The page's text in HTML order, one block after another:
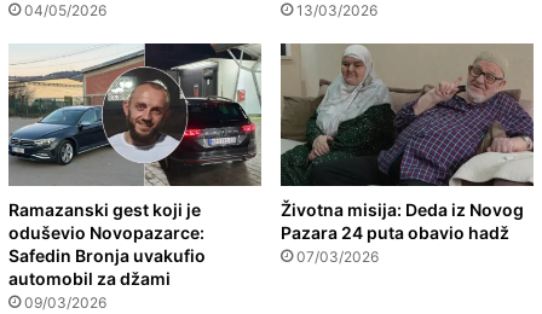
04/05/2026 13/03/2026
Ramazanski gest koji je
oduševio Novopazarce:
Safedin Bronja uvakufio
automobil za džami
09/03/2026
Životna misija: Deda iz Novog
Pazara 24 puta obavio hadž
07/03/2026